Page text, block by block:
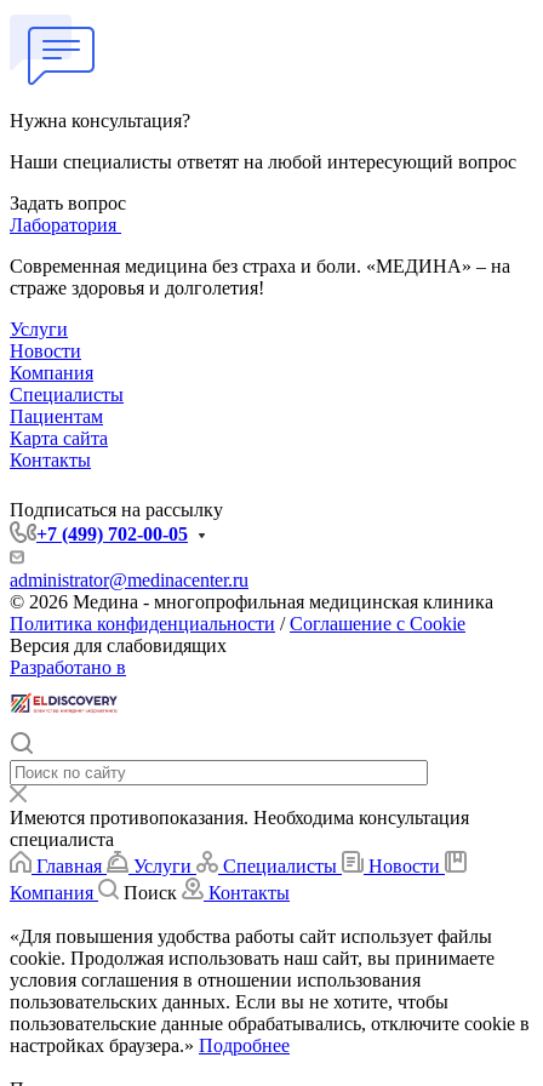
Нужна консультация?
Наши специалисты ответят на любой интересующий вопрос
Задать вопрос
Лаборатория
Современная медицина без страха и боли. «МЕДИНА» – на
страже здоровья и долголетия!
Услуги
Новости
Компания
Специалисты
Пациентам
Карта сайта
Контакты
Подписаться на рассылку
+7 (499) 702-00-05
administrator@medinacenter.ru
© 2026 Медина - многопрофильная медицинская клиника
Политика конфиденциальности /Соглашение с Cookie
Версия для слабовидящих
Разработано в
Имеются противопоказания. Необходима консультация
специалиста
Главная
Услуги Специалисты
Новости
Компания
Поиск Контакты
«Для повышения удобства работы сайт использует файлы
cookie. Продолжая использовать наш сайт, вы принимаете
условия соглашения в отношении использования
пользовательских данных. Если вы не хотите, чтобы
пользовательские данные обрабатывались, отключите cookie в
настройках браузера.» Подробнее